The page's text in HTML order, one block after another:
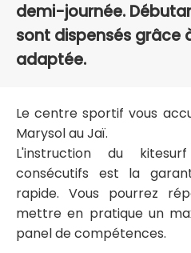
demi-journée.
sont dispensés grâce
adaptée.
Le centre sportif vous
Marysol au Jaï.
L'instruction du
consécutifs est la
rapide. Vous pourrez
mettre en pratique un
panel de compétences.